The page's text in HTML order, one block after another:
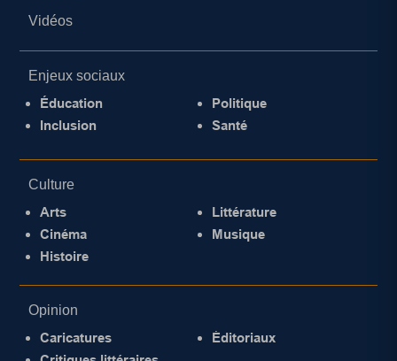
Vidéos
Enjeux sociaux
Éducation
Inclusion
Politique
Santé
Culture
Arts
Cinéma
Histoire
Littérature
Musique
Opinion
Caricatures
Éditoriaux